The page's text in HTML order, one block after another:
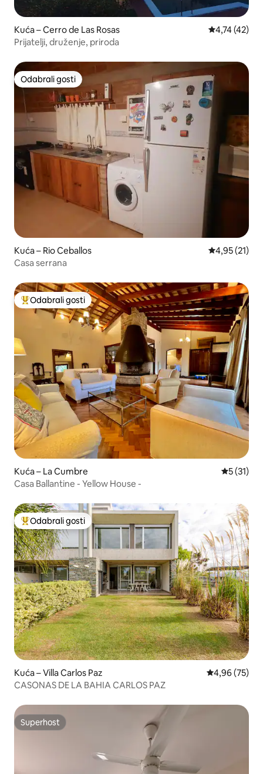
Kuća – Cerro de Las Rosas Prosječna
4,74 (42)
Prijatelji, druženje, priroda
Odabrali gosti
Odabrali gosti
Kuća – Rio Ceballos Prosječna
4,95 (21)
Casa serrana
Među najviše rangiranima s oznakom „Odabrali gosti”
Odabrali gosti
Kuća – La Cumbre Prosječna
5 (31)
Casa Ballantine - Yellow House -
Među najviše rangiranima s oznakom „Odabrali gosti”
Odabrali gosti
Kuća – Villa Carlos Paz Prosječna
4,96 (75)
CASONAS DE LA BAHIA CARLOS PAZ
Superhost
Superhost